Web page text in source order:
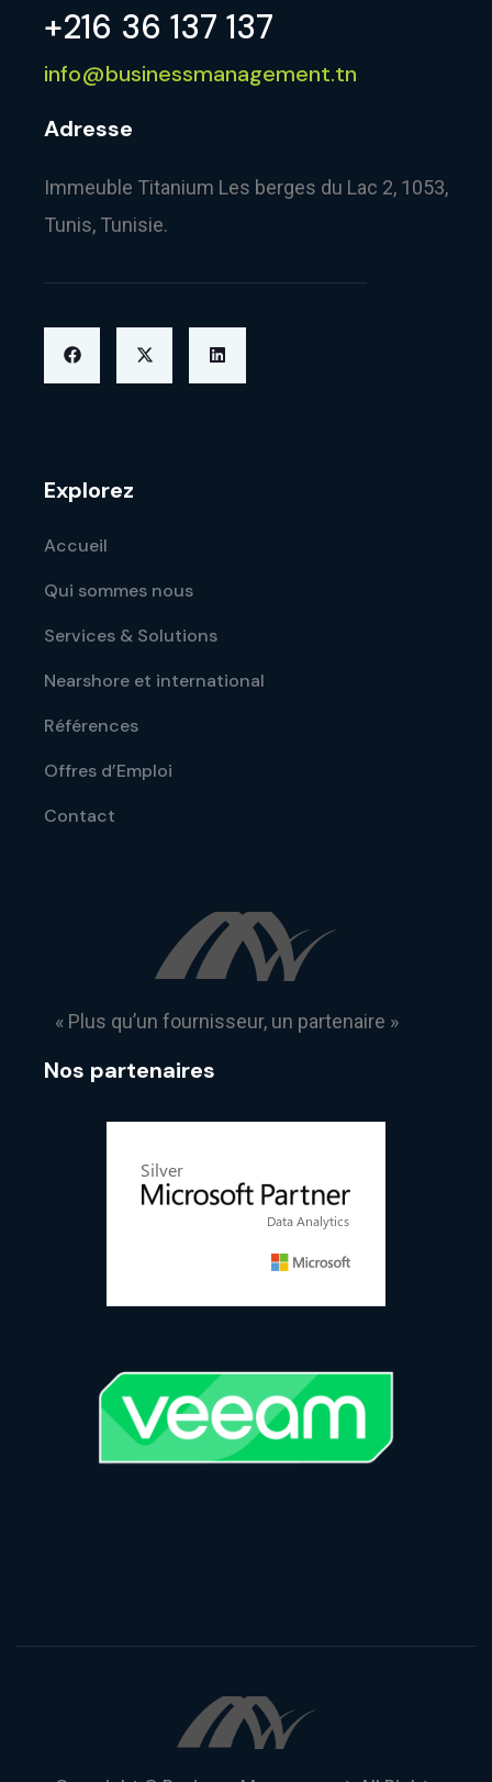
+216 36 137 137
info@businessmanagement.tn
Adresse
Immeuble Titanium Les berges du Lac 2, 1053,
Tunis, Tunisie.
Explorez
Accueil
Qui sommes nous
Services & Solutions
Nearshore et international
Références
Offres d’Emploi
Contact
« Plus qu’un fournisseur, un partenaire »
Nos partenaires